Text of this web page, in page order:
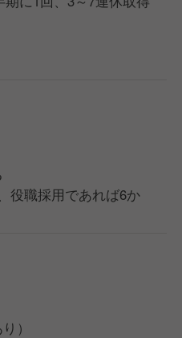
役職採用であれば6か
）